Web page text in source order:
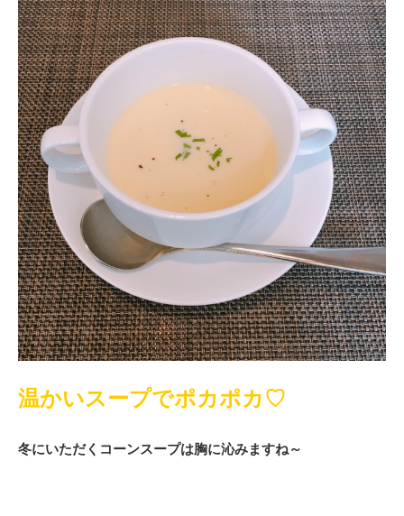
温かいスープでポカポカ♡
冬にいただくコーンスープは胸に沁みますね～